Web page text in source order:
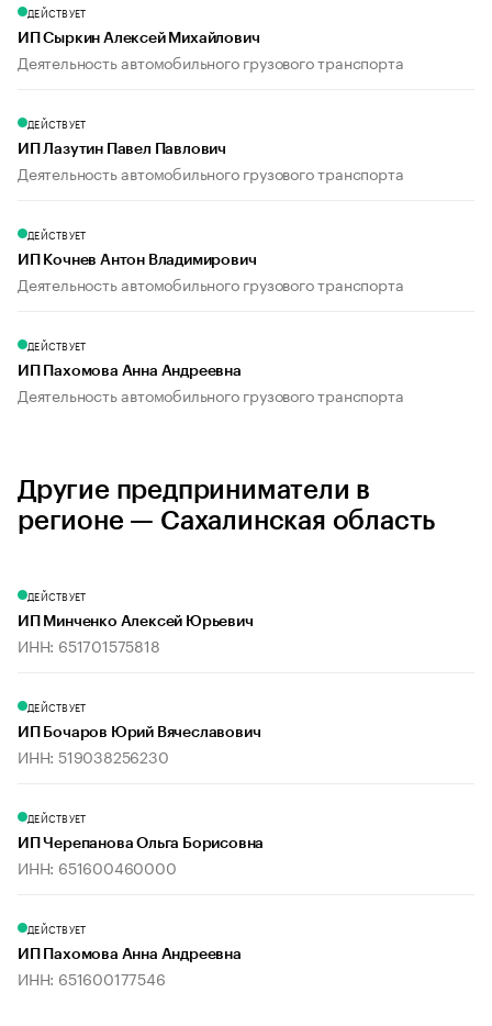
ДЕЙСТВУЕТ
ИП Сыркин Алексей Михайлович
Деятельность автомобильного грузового транспорта
ДЕЙСТВУЕТ
ИП Лазутин Павел Павлович
Деятельность автомобильного грузового транспорта
ДЕЙСТВУЕТ
ИП Кочнев Антон Владимирович
Деятельность автомобильного грузового транспорта
ДЕЙСТВУЕТ
ИП Пахомова Анна Андреевна
Деятельность автомобильного грузового транспорта
Другие предприниматели в
регионе — Сахалинская область
ДЕЙСТВУЕТ
ИП Минченко Алексей Юрьевич
ИНН: 651701575818
ДЕЙСТВУЕТ
ИП Бочаров Юрий Вячеславович
ИНН: 519038256230
ДЕЙСТВУЕТ
ИП Черепанова Ольга Борисовна
ИНН: 651600460000
ДЕЙСТВУЕТ
ИП Пахомова Анна Андреевна
ИНН: 651600177546